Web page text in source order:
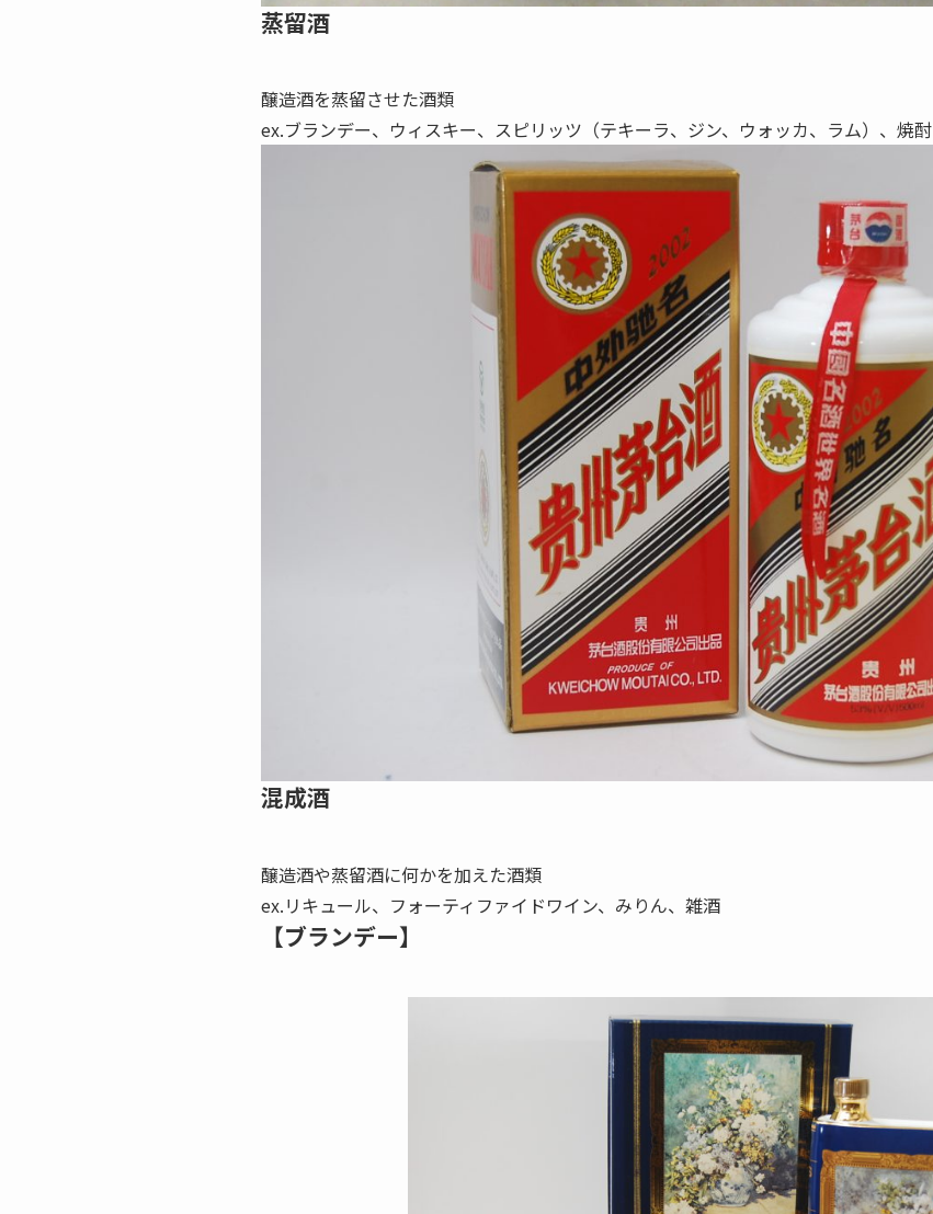
蒸留酒
醸造酒を蒸留させた酒類
ex.ブランデー、ウィスキー、スピリッツ（テキーラ、ジン、ウォッカ、ラム）、焼酎
混成酒
醸造酒や蒸留酒に何かを加えた酒類
ex.リキュール、フォーティファイドワイン、みりん、雑酒
【ブランデー】